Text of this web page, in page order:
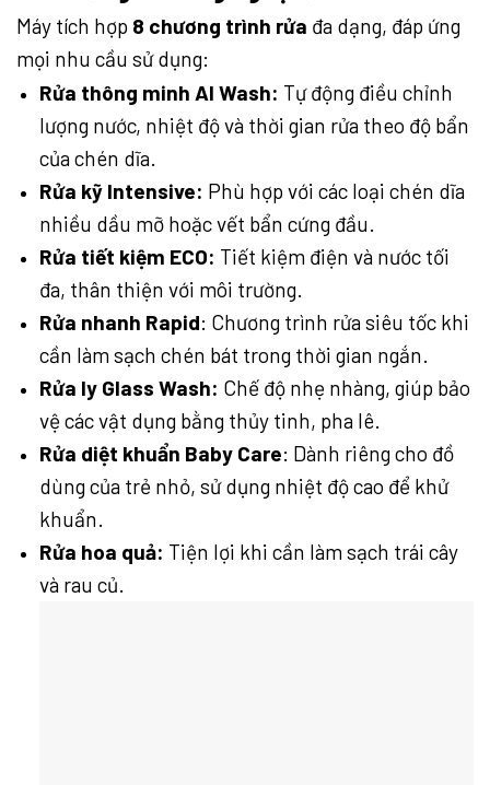
Máy tích hợp 8 chương trình rửa đa dạng, đáp ứng
mọi nhu cầu sử dụng:
Rửa thông minh AI Wash: Tự động điều chỉnh
lượng nước, nhiệt độ và thời gian rửa theo độ bẩn
của chén dĩa.
Rửa kỹ Intensive: Phù hợp với các loại chén dĩa
nhiều dầu mỡ hoặc vết bẩn cứng đầu.
Rửa tiết kiệm ECO: Tiết kiệm điện và nước tối
đa, thân thiện với môi trường.
Rửa nhanh Rapid: Chương trình rửa siêu tốc khi
cần làm sạch chén bát trong thời gian ngắn.
Rửa ly Glass Wash: Chế độ nhẹ nhàng, giúp bảo
vệ các vật dụng bằng thủy tinh, pha lê.
Rửa diệt khuẩn Baby Care: Dành riêng cho đồ
dùng của trẻ nhỏ, sử dụng nhiệt độ cao để khử
khuẩn.
Rửa hoa quả: Tiện lợi khi cần làm sạch trái cây
và rau củ.